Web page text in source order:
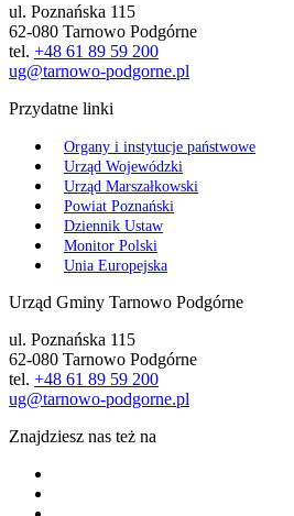
ul. Poznańska 115
62-080 Tarnowo Podgórne
tel. +48 61 89 59 200
ug@tarnowo-podgorne.pl
Przydatne linki
Organy i instytucje państwowe
Urząd Wojewódzki
Urząd Marszałkowski
Powiat Poznański
Dziennik Ustaw
Monitor Polski
Unia Europejska
Urząd Gminy Tarnowo Podgórne
ul. Poznańska 115
62-080 Tarnowo Podgórne
tel. +48 61 89 59 200
ug@tarnowo-podgorne.pl
Znajdziesz nas też na